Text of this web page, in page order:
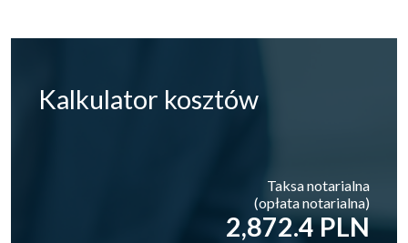
Kalkulator kosztów
Taksa notarialna
(opłata notarialna)
2,872.4 PLN